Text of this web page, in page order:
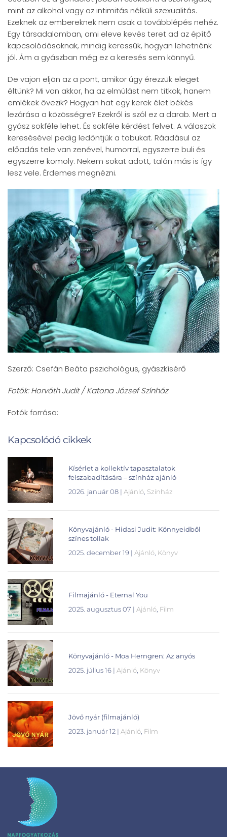
mint az alkohol vagy az intimitás nélküli szexualitás.
Ezeknek az embereknek nem csak a továbblépés nehéz.
Egy társadalomban, ami eleve kevés teret ad az építő
kapcsolódásoknak, mindig keressük, hogyan lehetnénk
jól. Ám a gyászban még ez a keresés sem könnyű.
De vajon eljön az a pont, amikor úgy érezzük eleget
éltünk? Mi van akkor, ha az elmúlást nem titkok, hanem
emlékek övezik? Hogyan hat egy kerek élet békés
lezárása a közösségre? Ezekről is szól ez a darab. Mert a
gyász sokféle lehet. És sokféle kérdést felvet. A válaszok
keresésével pedig ledöntjük a tabukat. Ráadásul az
előadás tele van zenével, humorral, egyszerre buli és
egyszerre komoly. Nekem sokat adott, talán más is így
lesz vele. Érdemes megnézni.
Szerző: Csefán Beáta pszichológus, gyászkísérő
Fotók: Horváth Judit / Katona József Színház
Fotók forrása:
Kapcsolódó cikkek
Kísérlet a kollektív tapasztalatok
felszabadítására – színház ajánló
2026. január 08 | Ajánló, Színház
Könyvajánló - Hidasi Judit: Könnyeidből
színes tollak
2025. december 19 | Ajánló, Könyv
Filmajánló - Eternal You
2025. augusztus 07 | Ajánló, Film
Könyvajánló - Moa Herngren: Az anyós
2025. július 16 | Ajánló, Könyv
Jövő nyár (filmajánló)
2023. január 12 | Ajánló, Film